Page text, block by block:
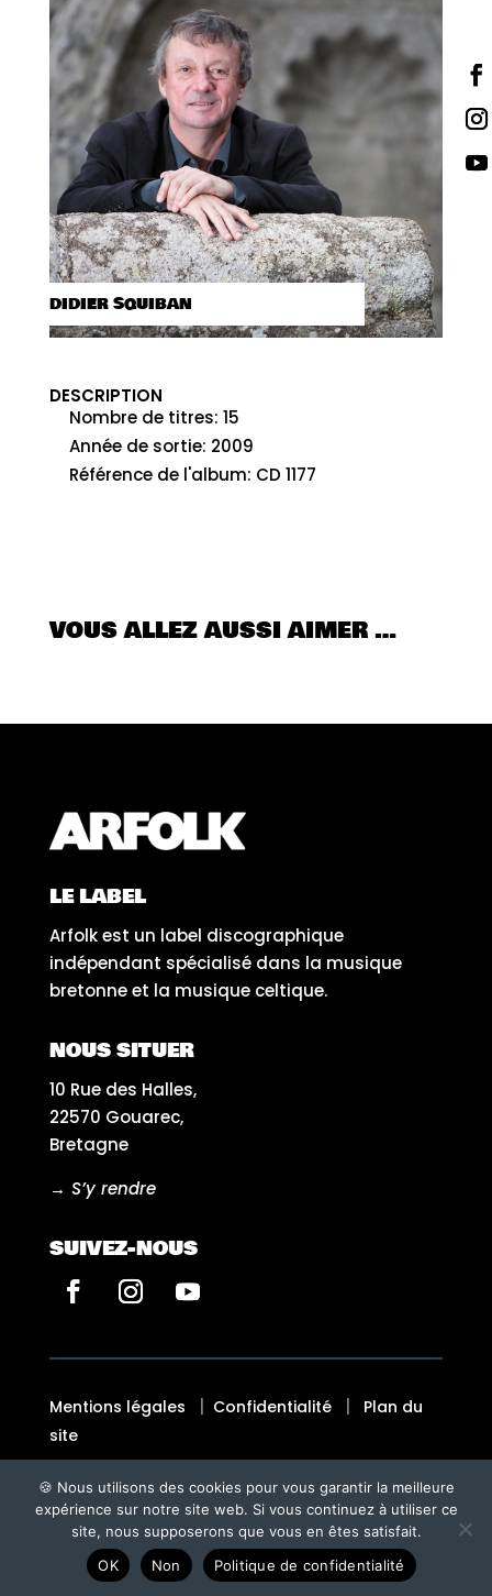
DIDIER SQUIBAN
DESCRIPTION
Nombre de titres: 15
Année de sortie: 2009
Référence de l'album: CD 1177
VOUS ALLEZ AUSSI AIMER …
LE LABEL
Arfolk est un label discographique
indépendant spécialisé dans la musique
bretonne et la musique celtique.
NOUS SITUER
10 Rue des Halles,
22570 Gouarec,
Bretagne
→ S’y rendre
SUIVEZ-NOUS
Mentions légales Confidentialité| Plan du
site
Fait avec ♡ en Bretagne par BREIZH TANDEM
🍪 Nous utilisons des cookies pour vous garantir la meilleure
expérience sur notre site web. Si vous continuez à utiliser ce
site, nous supposerons que vous en êtes satisfait.
OK
Non Politique de confidentialité